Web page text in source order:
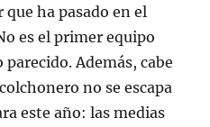
ha pasado en el
es el primer equipo
Además, cabe
no se escapa
este año: las medias